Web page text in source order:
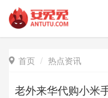
 首页 热点资讯
老外来华代购小米